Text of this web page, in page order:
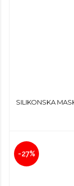
SILIKONSKA
-27%